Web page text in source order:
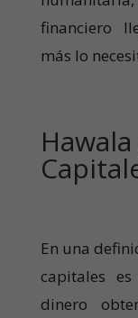
financiero
más lo
En una
capitales
dinero